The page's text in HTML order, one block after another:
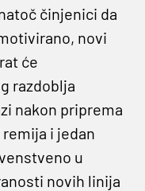
činjenici da
novi
će
razdoblja
nakon priprema
i jedan
u
novih linija